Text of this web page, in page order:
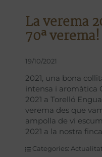
La verema
70ª verema!
19/10/2021
2021, una bona
intensa i aromàtica
2021 a Torelló
verema des que
ampolla de vi
2021 a la nostra
Categories: